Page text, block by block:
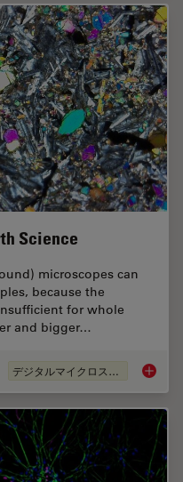
Science
microscopes can
because the
for whole
and bigger…
デジタルマイクロスコープ Digital